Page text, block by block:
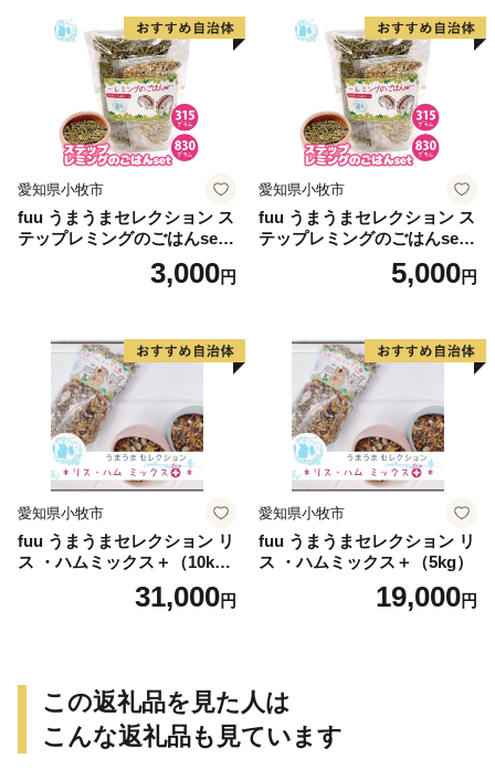
愛知県小牧市
fuu うまうまセレクション ス
テップレミングのごはんset
3,000円
愛知県小牧市
fuu うまうまセレクション ス
テップレミングのごはんset
5,000円
愛知県小牧市
fuu うまうまセレクション リ
ス ・ハムミックス＋（10k
31,000円
愛知県小牧市
fuu うまうまセレクション リ
ス ・ハムミックス＋（5kg）
19,000円
この返礼品を見た人は
こんな返礼品も見ています